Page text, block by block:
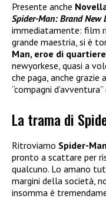
Presente anche
Spider-Man: Brand New
immediatamente: film
grande maestria, si è
Man, eroe di
newyorkese, quasi a
che paga, anche grazie
“compagni
La trama di
Ritroviamo Spider-Man
pronto a scattare per
qualcuno. Lo amano
margini della società,
insomma è